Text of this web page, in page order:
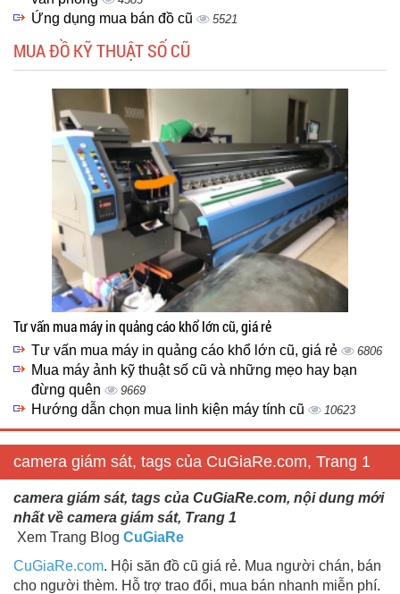
Ứng dụng mua bán đồ cũ 5521
MUA ĐỒ KỸ THUẬT SỐ CŨ
Tư vấn mua máy in quảng cáo khổ lớn cũ, giá rẻ
Tư vấn mua máy in quảng cáo khổ lớn cũ, giá rẻ 6806
Mua máy ảnh kỹ thuật số cũ và những mẹo hay bạn
đừng quên
9669
Hướng dẫn chọn mua linh kiện máy tính cũ 10623
camera giám sát, tags của CuGiaRe.com, Trang 1
camera giám sát, tags của CuGiaRe.com, nội dung mới
nhất về camera giám sát, Trang 1
Xem Trang Blog CuGiaRe
CuGiaRe.com. Hội săn đồ cũ giá rẻ. Mua người chán, bán
cho người thèm. Hỗ trợ trao đổi, mua bán nhanh miễn phí.